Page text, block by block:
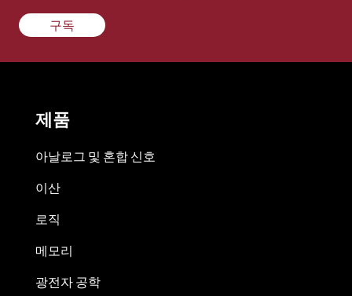
구독
제품
아날로그 및 혼합 신호
이산
로직
메모리
광전자 공학